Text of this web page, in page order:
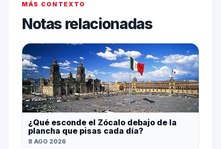
MÁS CONTEXTO
Notas relacionadas
¿Qué esconde el Zócalo debajo de la
plancha que pisas cada día?
8 AGO 2026